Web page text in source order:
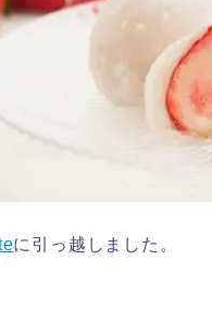
に引っ越しました。